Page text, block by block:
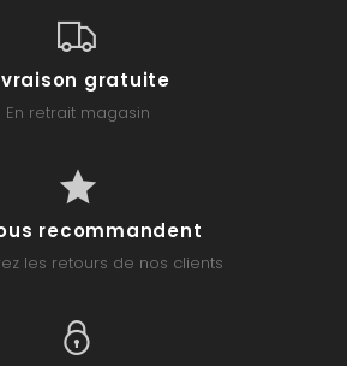
gratuite
En retrait magasin
recommandent
les retours de nos clients